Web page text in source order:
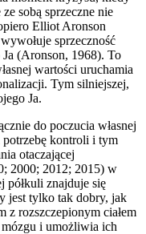
sobą sprzeczne nie
Elliot Aronson
sprzeczność
Ja (Aronson, 1968). To
wartości uruchamia
Tym silniejszej,
Ja.
do poczucia własnej
potrzebę kontroli i tym
otaczającej
2000; 2012; 2015) w
półkuli znajduje się
jest tylko tak dobry, jak
z rozszczepionym ciałem
mózgu i umożliwia ich